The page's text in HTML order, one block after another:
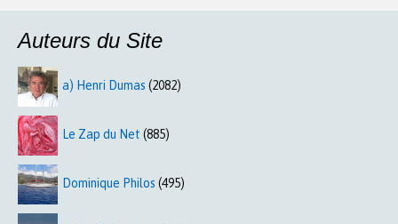
Auteurs du Site
a) Henri Dumas (2082)
Le Zap du Net (885)
Dominique Philos (495)